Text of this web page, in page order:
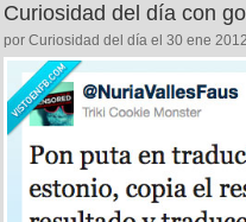
Curiosidad del día con
por Curiosidad del día el 30 ene